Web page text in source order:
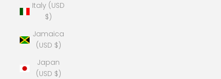
Italy (USD
$)
Jamaica
(USD $)
Japan
(USD $)